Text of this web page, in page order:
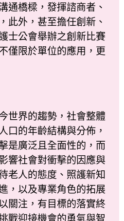
通橋樑，發揮諮商者、
此外，甚至擔任創新、
士公會舉辦之創新比賽
僅限於單位的應用，更
界的趨勢，社會整體
口的年齡結構與分佈，
是廣泛且全面性的，而
響社會對衝擊的因應與
老人的態度、照護新知
，以及專業角色的拓展
關注，有目標的落實終
戰迎接機會的勇氣與智